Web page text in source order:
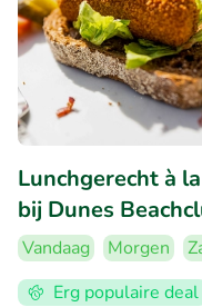
Lunchgerecht à
bij Dunes
Vandaag Morgen
Erg populaire deal